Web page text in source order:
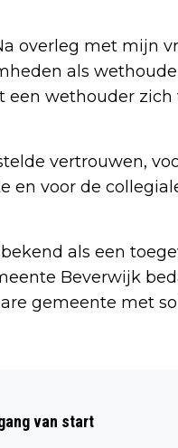
overleg met mijn
als
wethouder zich
vertrouwen,
en voor de
als een
Beverwijk
gemeente met
BEVERWIJK,
van start